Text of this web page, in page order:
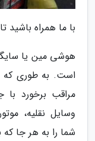
با ما همراه باشید
هوشی مین یا
است. به طوری که
مراقب برخورد
وسایل نقلیه،
شما را به هر جا